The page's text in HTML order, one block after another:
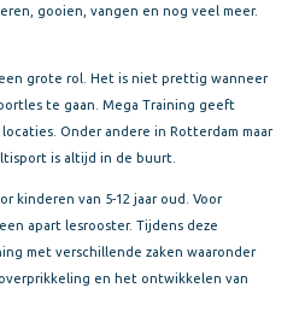
gooien, vangen en nog veel meer.
grote rol. Het is niet prettig wanneer
te gaan. Mega Training geeft
Onder andere in Rotterdam maar
is altijd in de buurt.
kinderen van 5-12 jaar oud. Voor
apart lesrooster. Tijdens deze
met verschillende zaken waaronder
en het ontwikkelen van